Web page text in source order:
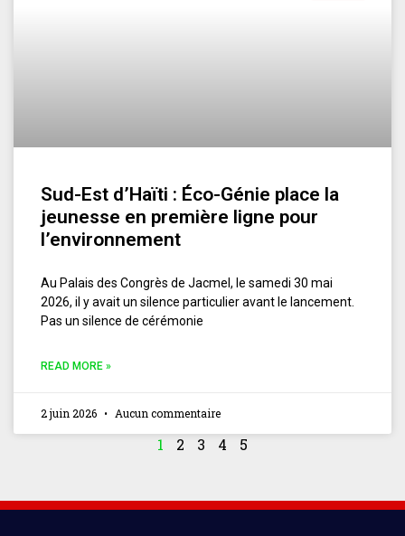
Sud-Est d’Haïti : Éco-Génie place la
jeunesse en première ligne pour
l’environnement
Au Palais des Congrès de Jacmel, le samedi 30 mai
2026, il y avait un silence particulier avant le lancement.
Pas un silence de cérémonie
READ MORE »
2 juin 2026 Aucun commentaire
1 2 3 4 5